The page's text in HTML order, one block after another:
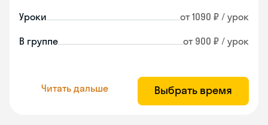
Уроки от 1090 ₽ / урок
В группе от 900 ₽ / урок
Читать дальше Выбрать время